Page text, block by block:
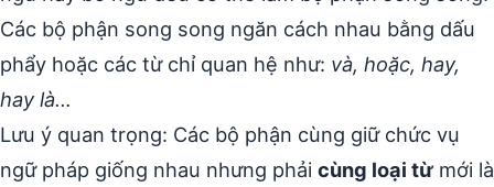
Các bộ phận song song ngăn cách nhau bằng dấu
phẩy hoặc các từ chỉ quan hệ như: và, hoặc, hay,
hay là…
Lưu ý quan trọng: Các bộ phận cùng giữ chức vụ
ngữ pháp giống nhau nhưng phải cùng loại từ mới là